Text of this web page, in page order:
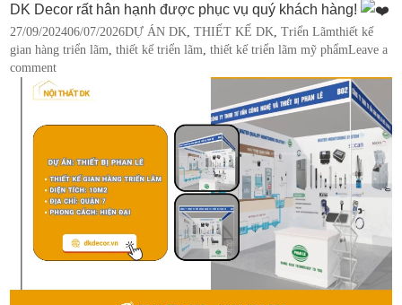
DK Decor rất hân hạnh được phục vụ quý khách hàng!
Posted
on
27/09/202406/07/2026Categories
DỰ ÁN DK ,THIẾT KẾ DK ,Triển LãmTags
thiết kế
gian hàng triển lãm ,thiết kế triển lãm ,thiết kế triển lãm mỹ phẩmLeave a
comment